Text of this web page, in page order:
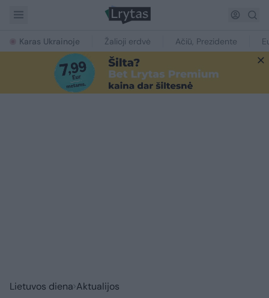
Karas Ukrainoje Žalioji erdvė Ačiū, Prezidente
Lietuvos diena Aktualijos